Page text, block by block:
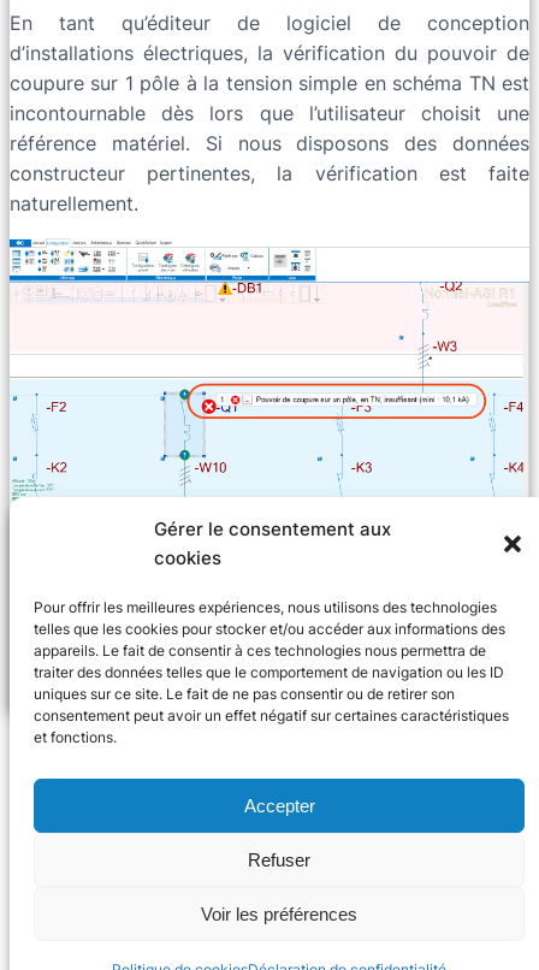
Gérer le consentement aux
cookies
Pour offrir les meilleures expériences, nous utilisons des technologies
telles que les cookies pour stocker et/ou accéder aux informations des
appareils. Le fait de consentir à ces technologies nous permettra de
traiter des données telles que le comportement de navigation ou les ID
uniques sur ce site. Le fait de ne pas consentir ou de retirer son
consentement peut avoir un effet négatif sur certaines caractéristiques
et fonctions.
Accepter
Refuser
Voir les préférences
En tant qu’éditeur de logiciel de conception
d’installations électriques, la vérification du pouvoir de
coupure sur 1 pôle à la tension simple en schéma TN est
incontournable dès lors que l’utilisateur choisit une
référence matériel. Si nous disposons des données
constructeur pertinentes, la vérification est faite
naturellement.
Dans le cas où ces données ne sont pas disponibles, il
ne nous appartient pas de « fermer les yeux » ou de
proposer à l’utilisateur de le faire. Le logiciel fera donc
apparaître une erreur que l’utilisateur pourra justifier s’il
demande au constructeur de se prononcer sur le cas.
© 2024 Trace Software International